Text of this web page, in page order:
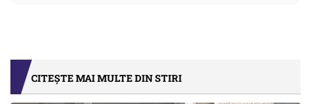
CITEȘTE MAI MULTE DIN STIRI